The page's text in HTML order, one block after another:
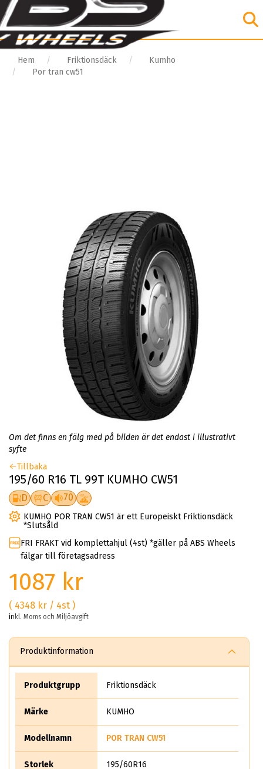
Hem Friktionsdäck
Kumho
Por tran cw51
Om det finns en fälg med på bilden är det endast i illustrativt
syfte
Tillbaka
195/60 R16 TL 99T KUMHO CW51
D C 70
KUMHO POR TRAN CW51 är ett Europeiskt Friktionsdäck
*Slutsåld
FRI FRAKT vid komplettahjul (4st) *gäller på ABS Wheels
fälgar till företagsadress
1087 kr
( 4348 kr / 4st )
inkl. Moms och Miljöavgift
Produktinformation
Produktgrupp Friktionsdäck
Märke KUMHO
Modellnamn POR TRAN CW51
Storlek 195/60R16